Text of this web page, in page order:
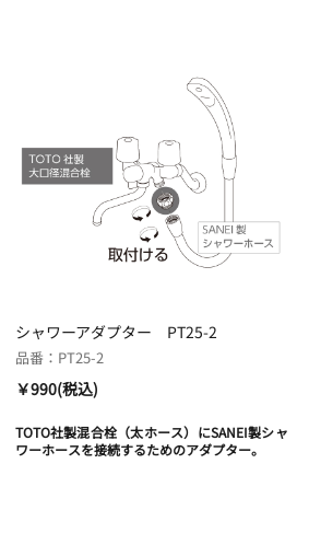
シャワーアダプター PT25-2
品番：PT25-2
￥990(税込)
TOTO社製混合栓（太ホース）にSANEI製シャ
ワーホースを接続するためのアダプター。